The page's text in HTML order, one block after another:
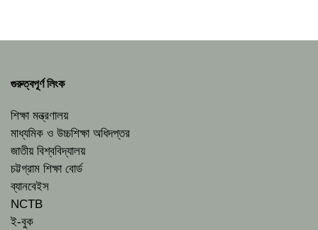
গুরুত্বপূর্ণ লিংক
শিক্ষা মন্ত্রণালয়
মাধ্যমিক ও উচ্চশিক্ষা অধিদপ্তর
জাতীয় বিশ্ববিদ্যালয়
চট্টগ্রাম শিক্ষা বোর্ড
ব্যানবেইস
NCTB
ই-বুক